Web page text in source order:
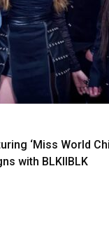
‘Miss World
with BLKIIBLK